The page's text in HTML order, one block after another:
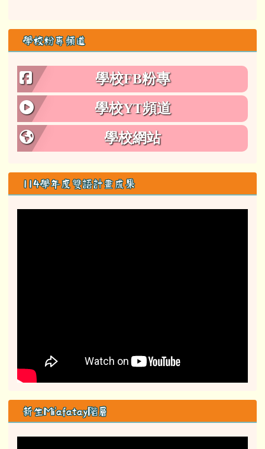
學校粉專頻道
學校FB粉專
學校YT頻道
學校網站
114學年度雙語計畫成果
新生Mi'afatay階層